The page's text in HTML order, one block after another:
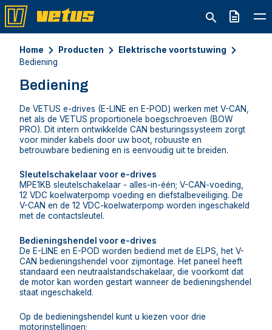
Offerte
Home Producten
Elektrische voortstuwing
Bediening
Bediening
De VETUS e-drives (E-LINE en E-POD) werken met V-CAN,
net als de VETUS proportionele boegschroeven (BOW
PRO). Dit intern ontwikkelde CAN besturingssysteem zorgt
voor minder kabels door uw boot, robuuste en
betrouwbare bediening en is eenvoudig uit te breiden.
Sleutelschakelaar voor e-drives
MPE1KB sleutelschakelaar - alles-in-één; V-CAN-voeding,
12 VDC koelwaterpomp voeding en diefstalbeveiliging. De
V-CAN en de 12 VDC-koelwaterpomp worden ingeschakeld
met de contactsleutel.
Bedieningshendel voor e-drives
De E-LINE en E-POD worden bediend met de ELPS, het V-
CAN bedieningshendel voor zijmontage. Het paneel heeft
standaard een neutraalstandschakelaar, die voorkomt dat
de motor kan worden gestart wanneer de bedieningshendel
staat ingeschakeld.
Op de bedieningshendel kunt u kiezen voor drie
motorinstellingen;